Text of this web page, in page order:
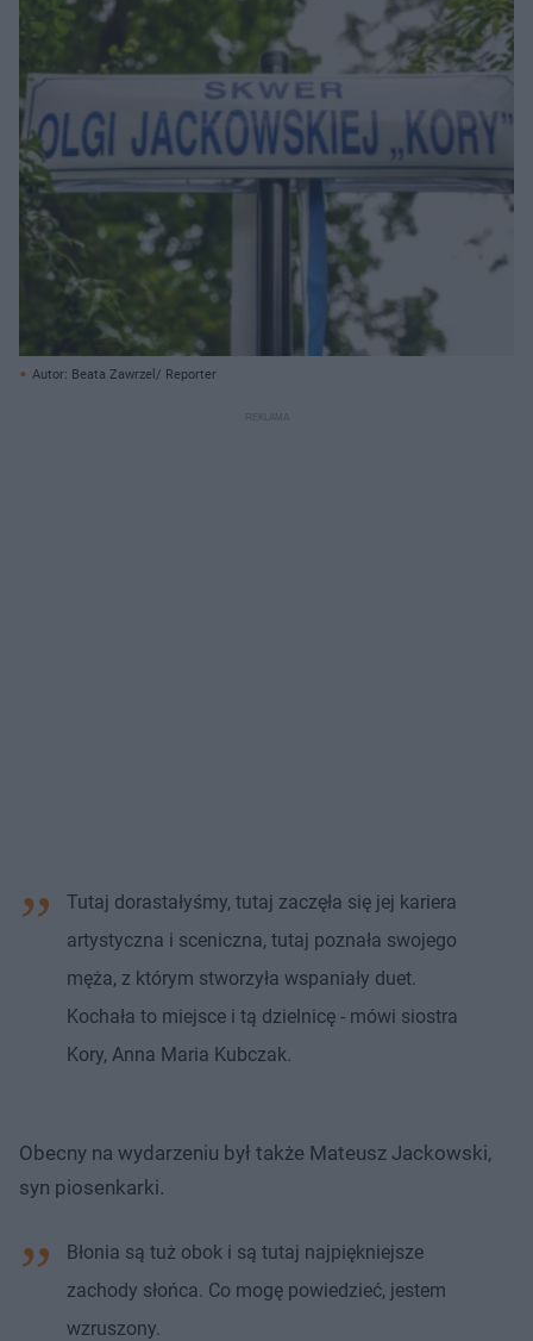
Autor: Beata Zawrzel/ Reporter
Tutaj dorastałyśmy, tutaj zaczęła się jej kariera
artystyczna i sceniczna, tutaj poznała swojego
męża, z którym stworzyła wspaniały duet.
Kochała to miejsce i tą dzielnicę - mówi siostra
Kory, Anna Maria Kubczak.
Obecny na wydarzeniu był także Mateusz Jackowski,
syn piosenkarki.
Błonia są tuż obok i są tutaj najpiękniejsze
zachody słońca. Co mogę powiedzieć, jestem
wzruszony.